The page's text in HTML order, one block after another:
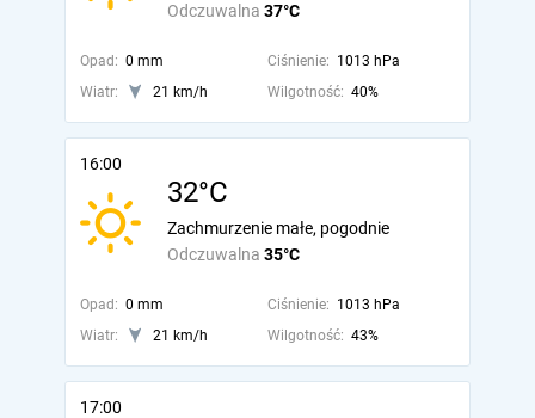
Odczuwalna 37°C
Opad: 0 mm Ciśnienie: 1013 hPa
Wiatr:
21 km/h Wilgotność: 40%
16:00
32°C
Odczuwalna 35°C
Zachmurzenie małe, pogodnie
Opad: 0 mm Ciśnienie: 1013 hPa
Wiatr:
21 km/h Wilgotność: 43%
17:00